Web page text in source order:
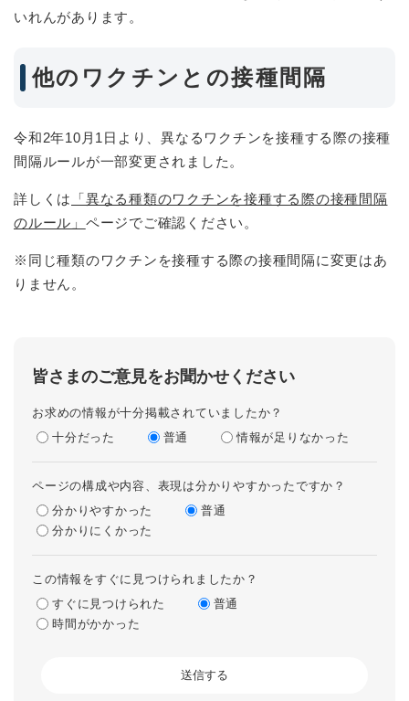
いれんがあります。
他のワクチンとの接種間隔
令和2年10月1日より、異なるワクチンを接種する際の接種
間隔ルールが一部変更されました。
詳しくは
「異なる種類のワクチンを接種する際の接種間隔
のルール」 ページでご確認ください。
※同じ種類のワクチンを接種する際の接種間隔に変更はあ
りません。
皆さまのご意見をお聞かせください
お求めの情報が十分掲載されていましたか？
十分だった
普通 情報が足りなかった
ページの構成や内容、表現は分かりやすかったですか？
分かりやすかった
普通
分かりにくかった
この情報をすぐに見つけられましたか？
すぐに見つけられた
普通
時間がかかった